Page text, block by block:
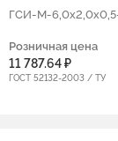
ГСИ-М-
Розничная цена
11 787.64 ₽
ГОСТ 52132-2003 / ТУ